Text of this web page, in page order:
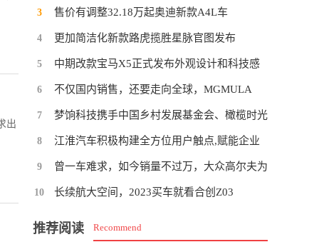
出
3 售价有调整32.18万起奥迪新款A4L车
4 更加简洁化新款路虎揽胜星脉官图发布
5 中期改款宝马X5正式发布外观设计和科技感
6 不仅国内销售，还要走向全球，MGMULA
7 梦饷科技携手中国乡村发展基金会、橄榄时光
8 江淮汽车积极构建全方位用户触点,赋能企业
9 曾一车难求，如今销量不过万，大众高尔夫为
10 长续航大空间，2023买车就看合创Z03
推荐阅读 Recommend